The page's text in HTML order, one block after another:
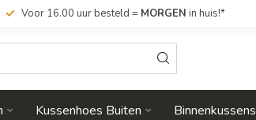
Voor 16.00 uur besteld = MORGEN in huis!*
Kussenhoes Buiten Binnenkussens